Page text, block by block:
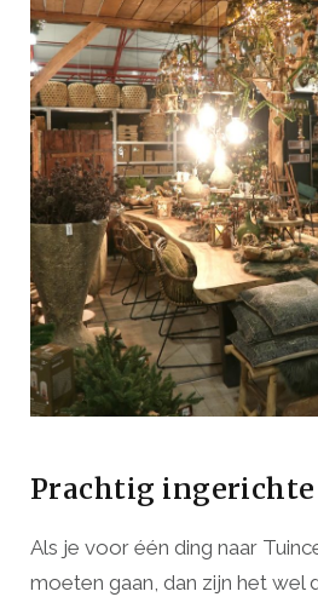
Prachtig
Als je voor één ding naar
moeten gaan, dan zijn het wel